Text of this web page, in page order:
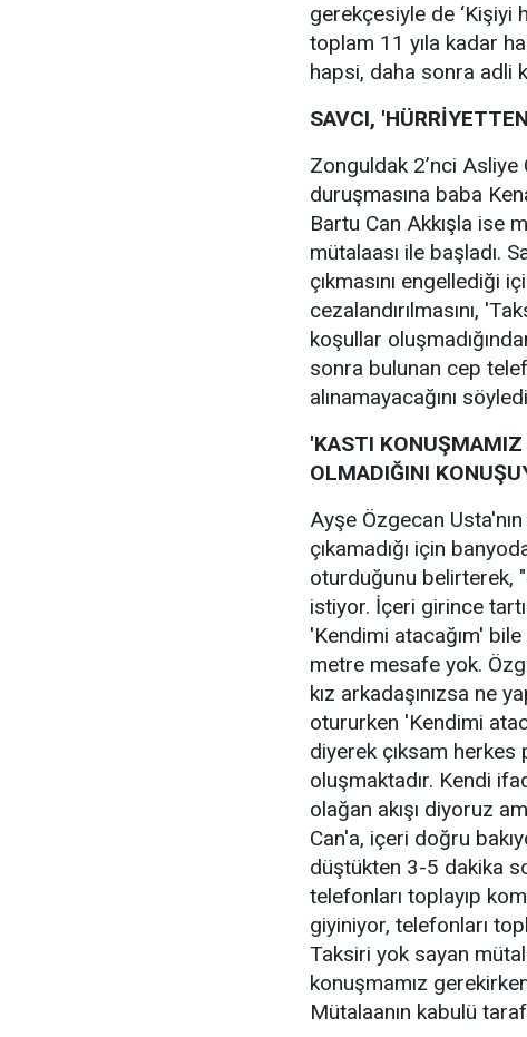
gerekçesiyle de ‘Kişiyi
toplam 11 yıla kadar
hapsi, daha sonra adli
SAVCI,
Zonguldak 2’nci
duruşmasına baba
Bartu Can Akkışla ise
mütalaası ile başladı.
çıkmasını engellediği
cezalandırılmasını,
koşullar
sonra bulunan cep
alınamayacağını
'KASTI KONUŞMAMIZ
OLMADIĞINI
Ayşe Özgecan Usta'nın
çıkamadığı için
oturduğunu belirterek,
istiyor. İçeri girince
'Kendimi atacağım'
metre mesafe yok.
kız arkadaşınızsa ne
otururken 'Kendimi
diyerek çıksam
oluşmaktadır. Kendi
olağan akışı diyoruz
Can'a, içeri doğru
düştükten 3-5 dakika
telefonları toplayıp
giyiniyor, telefonları
Taksiri yok sayan
konuşmamız
Mütalaanın kabulü